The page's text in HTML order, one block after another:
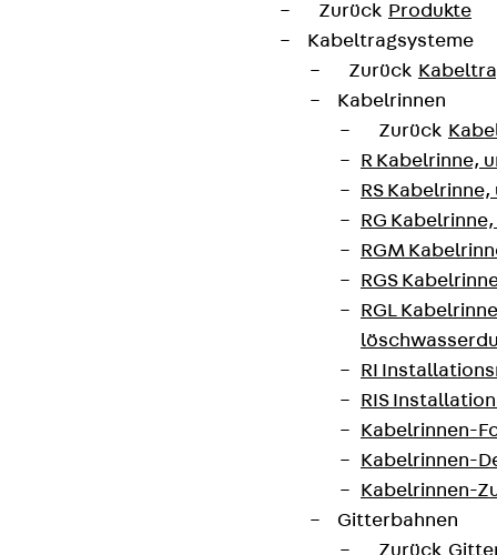
Zurück Produkte
Kabeltragsysteme
Zurück
Kabelrinnen
Zurück
R Kabelrinne,
RS
RG
RGM
RGS
RGL
RI
RIS
Kabelrinnen-
Kabelrinnen-
Kabelrinnen-
Gitterbahnen
Zurück
Wir informieren regelmäßig zu
Produktneuheiten, Referenzen und aktuellen